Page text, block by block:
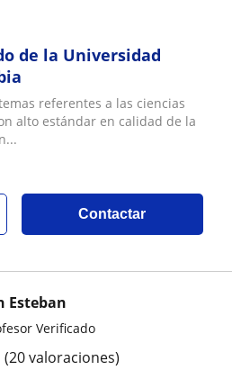
de la Universidad
referentes a las ciencias
alto estándar en calidad de la
Contactar
Esteban
Verificado
(20 valoraciones)